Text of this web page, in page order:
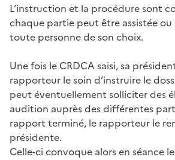
L’instruction et la procédure sont
chaque partie peut être assistée
toute personne de son choix.
Une fois le CRDCA saisi, sa
rapporteur le soin d’instruire le
peut éventuellement solliciter des
audition auprès des différentes
rapport terminé, le rapporteur le
présidente.
Celle-ci convoque alors en séance